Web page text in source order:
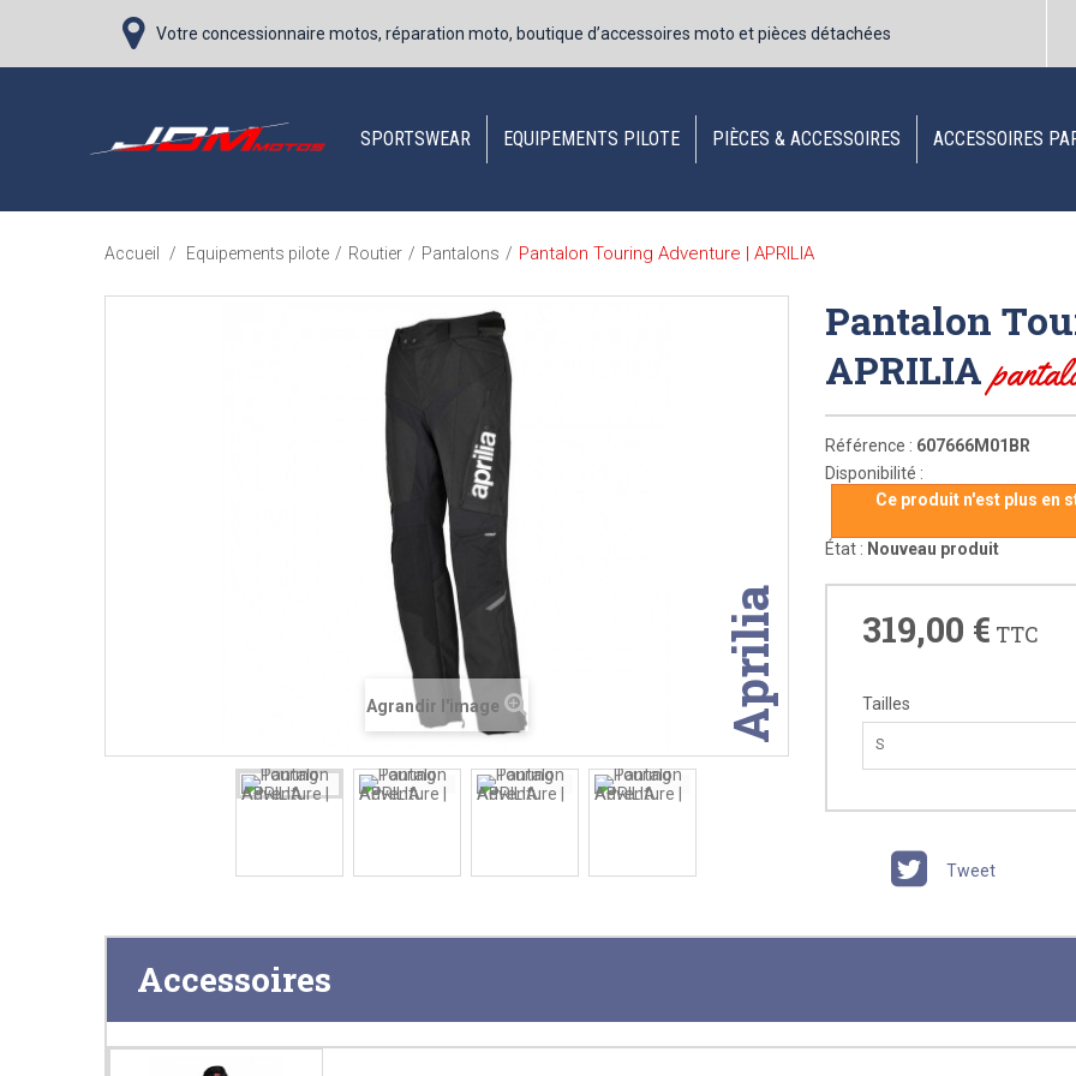
Votre concessionnaire motos, réparation moto, boutique d’accessoires moto et pièces détachées
SPORTSWEAR EQUIPEMENTS PILOTE PIÈCES & ACCESSOIRES ACCESSOIRES
Accueil / Equipements pilote / Routier / Pantalons / Pantalon Touring Adventure | APRILIA
Agrandir l'image Aprilia
Pantalon
APRILIA
Référence : 607666M01BR
Disponibilité :
Ce produit n'est plus en
État : Nouveau produit
319,00 € TTC
Tailles
S
Tweet
Accessoires